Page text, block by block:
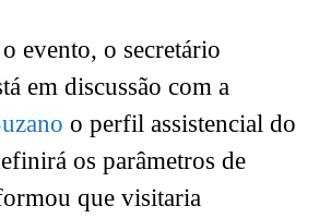
evento, o secretário
em discussão com a
o perfil assistencial do
os parâmetros de
que visitaria